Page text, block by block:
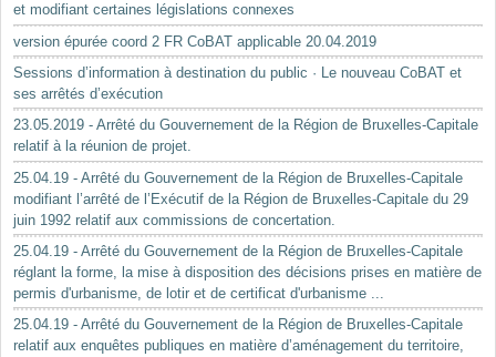
et modifiant certaines législations connexes
version épurée coord 2 FR CoBAT applicable 20.04.2019
Sessions d’information à destination du public · Le nouveau CoBAT et
ses arrêtés d’exécution
23.05.2019 - Arrêté du Gouvernement de la Région de Bruxelles-Capitale
relatif à la réunion de projet.
25.04.19 - Arrêté du Gouvernement de la Région de Bruxelles-Capitale
modifiant l’arrêté de l’Exécutif de la Région de Bruxelles-Capitale du 29
juin 1992 relatif aux commissions de concertation.
25.04.19 - Arrêté du Gouvernement de la Région de Bruxelles-Capitale
réglant la forme, la mise à disposition des décisions prises en matière de
permis d'urbanisme, de lotir et de certificat d'urbanisme ...
25.04.19 - Arrêté du Gouvernement de la Région de Bruxelles-Capitale
relatif aux enquêtes publiques en matière d’aménagement du territoire,